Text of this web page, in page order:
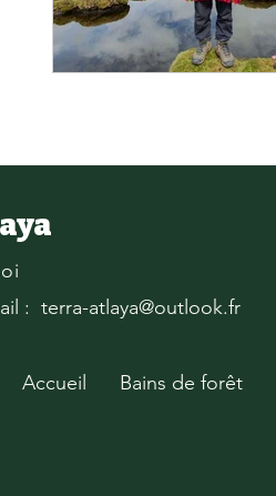
: terra-atlaya@outlook.fr
Accueil Bains de forêt